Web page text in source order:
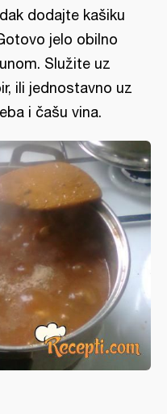
dodajte kašiku
jelo obilno
Služite uz
ili jednostavno uz
i čašu vina.